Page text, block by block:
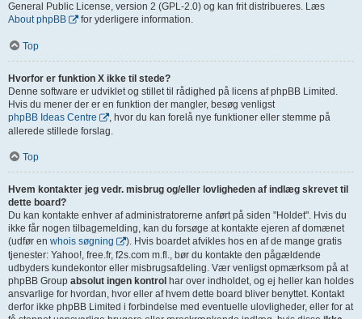
General Public License, version 2 (GPL-2.0) og kan frit distribueres. Læs
About phpBB
for yderligere information.
Top
Hvorfor er funktion X ikke til stede?
Denne software er udviklet og stillet til rådighed på licens af phpBB Limited.
Hvis du mener der er en funktion der mangler, besøg venligst
phpBB Ideas Centre
, hvor du kan forelå nye funktioner eller stemme på
allerede stillede forslag.
Top
Hvem kontakter jeg vedr. misbrug og/eller lovligheden af indlæg skrevet til
dette board?
Du kan kontakte enhver af administratorerne anført på siden "Holdet". Hvis du
ikke får nogen tilbagemelding, kan du forsøge at kontakte ejeren af domænet
(udfør en whois søgning
). Hvis boardet afvikles hos en af de mange gratis
tjenester: Yahoo!, free.fr, f2s.com m.fl., bør du kontakte den pågældende
udbyders kundekontor eller misbrugsafdeling. Vær venligst opmærksom på at
phpBB Group absolut ingen kontrol har over indholdet, og ej heller kan holdes
ansvarlige for hvordan, hvor eller af hvem dette board bliver benyttet. Kontakt
derfor ikke phpBB Limited i forbindelse med eventuelle ulovligheder, eller for at